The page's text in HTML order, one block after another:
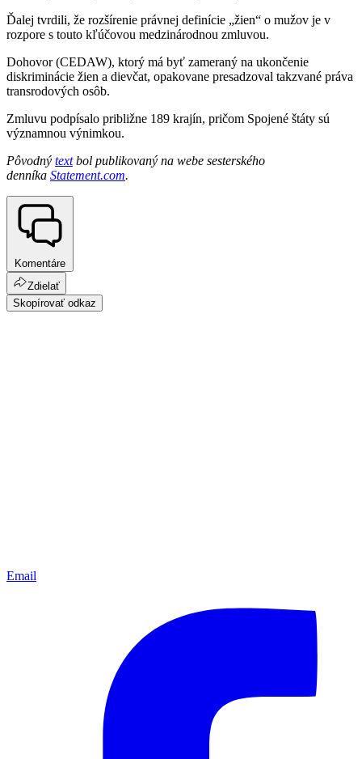
Ďalej tvrdili, že rozšírenie právnej definície „žien“ o mužov je v
rozpore s touto kľúčovou medzinárodnou zmluvou.
Dohovor (CEDAW), ktorý má byť zameraný na ukončenie
diskriminácie žien a dievčat, opakovane presadzoval takzvané práva
transrodových osôb.
Zmluvu podpísalo približne 189 krajín, pričom Spojené štáty sú
významnou výnimkou.
Pôvodný textbol publikovaný na webe sesterského
denníka Statement.com.
Komentáre
Zdielať
Skopírovať odkaz
Email